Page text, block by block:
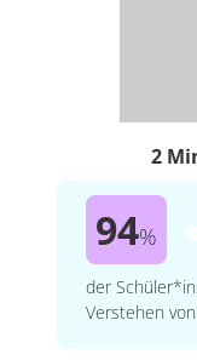
2
94%
der
Verstehen